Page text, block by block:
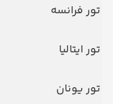
تور فرانسه
تور ایتالیا
تور یونان
تور برزیل